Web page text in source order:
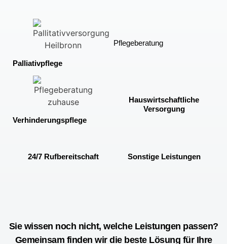
Palliativpflege
Pflegeberatung
Verhinderungspflege
Hauswirtschaftliche
Versorgung
24/7 Rufbereitschaft Sonstige Leistungen
Sie wissen noch nicht, welche Leistungen passen?
Gemeinsam finden wir die beste Lösung für Ihre